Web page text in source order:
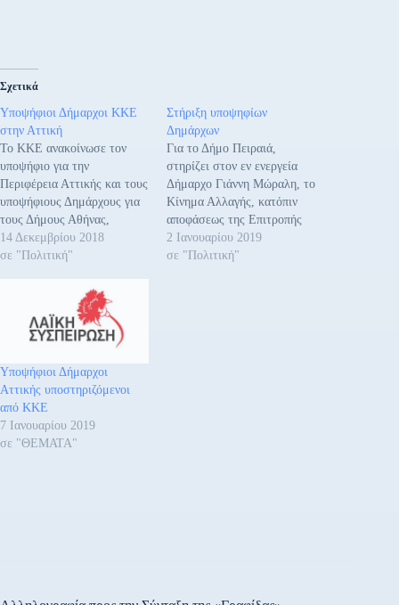
Σχετικά
Υποψήφιοι Δήμαρχοι ΚΚΕ
στην Αττική
Το ΚΚΕ ανακοίνωσε τον
υποψήφιο για την
Περιφέρεια Αττικής και τους
υποψήφιους Δημάρχους για
τους Δήμους Αθήνας,
Πειραιά, Καισαριανής,
Χαϊδαρίου και Πετρούπολης
περιφερειακές εκλογές. - Για
την Περιφέρεια Αττικής:
Υποψήφιος Περιφερειάρχης
θα είναι ο Γιάννης
μέλος του ΠΓ της ΚΕ του
ΚΚΕ και…
14 Δεκεμβρίου 2018
σε "Πολιτική"
Στήριξη υποψηφίων
Δημάρχων
Για το Δήμο Πειραιά,
στηρίζει στον εν ενεργεία
Δήμαρχο Γιάννη Μώραλη, το
Κίνημα Αλλαγής, κατόπιν
αποφάσεως της Επιτροπής
Ψηφοδελτίων
Αυτοδιοίκησης.
2 Ιανουαρίου 2019
σε "Πολιτική"
Υποψήφιοι Δήμαρχοι
Αττικής υποστηριζόμενοι
από ΚΚΕ
7 Ιανουαρίου 2019
σε "ΘΕΜΑΤΑ"